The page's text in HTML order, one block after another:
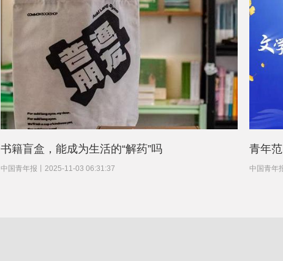
书籍盲盒，能成为生活的“解药”吗
中国青年报 2025-11-03 06:31:37
青年
中国青年